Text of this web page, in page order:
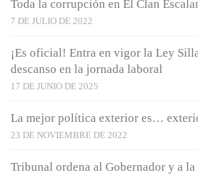
Toda la corrupción en El Clan
7 DE JULIO DE 2022
¡Es oficial! Entra en vigor la Ley
descanso en la jornada laboral
17 DE JUNIO DE 2025
La mejor política exterior es…
23 DE NOVIEMBRE DE 2022
Tribunal ordena al Gobernador y a la